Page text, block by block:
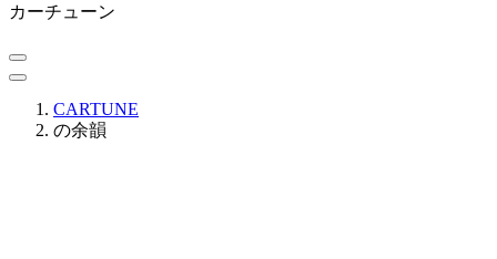
カーチューン
CARTUNE
の余韻